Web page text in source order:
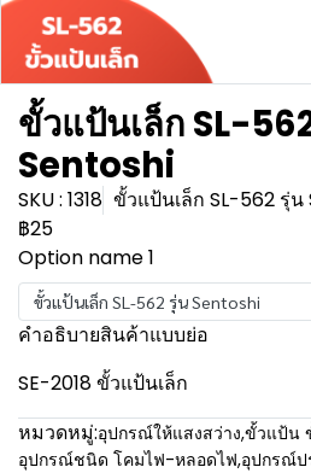
ขั้วแป้นเล็ก SL-
Sentoshi
SKU : 1318 ขั้วแป้นเล็ก SL-562 รุ่น
฿25
Option name 1
ขั้วแป้นเล็ก SL-562 รุ่น Sentoshi
คำอธิบายสินค้าแบบย่อ
SE-2018 ขั้วแป้นเล็ก
หมวดหมู่:อุปกรณ์ให้แสงสว่าง,ขั้วแป้น
อุปกรณ์ชนิด โคมไฟ-หลอดไฟ,อุปกรณ์ป